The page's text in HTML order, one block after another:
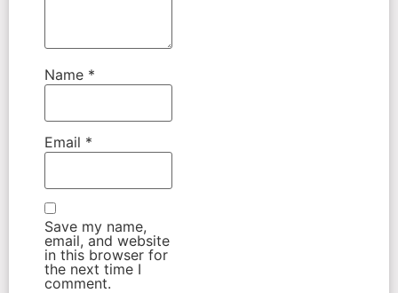
Name *
Email *
Save my name,
email, and website
in this browser for
the next time I
comment.